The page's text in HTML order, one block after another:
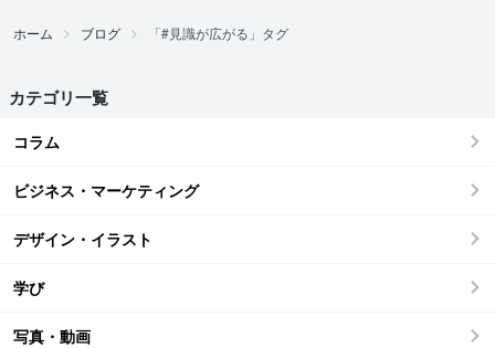
ホーム ブログ 「#見識が広がる」タグ
カテゴリ一覧
コラム
ビジネス・マーケティング
デザイン・イラスト
学び
写真・動画